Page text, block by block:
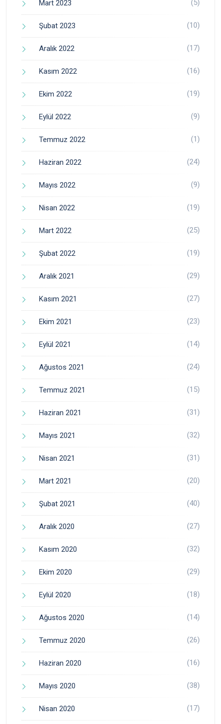
Mart 2023 (5)
Şubat 2023 (10)
Aralık 2022 (17)
Kasım 2022 (16)
Ekim 2022 (19)
Eylül 2022 (9)
Temmuz 2022 (1)
Haziran 2022 (24)
Mayıs 2022 (9)
Nisan 2022 (19)
Mart 2022 (25)
Şubat 2022 (19)
Aralık 2021 (29)
Kasım 2021 (27)
Ekim 2021 (23)
Eylül 2021 (14)
Ağustos 2021 (24)
Temmuz 2021 (15)
Haziran 2021 (31)
Mayıs 2021 (32)
Nisan 2021 (31)
Mart 2021 (20)
Şubat 2021 (40)
Aralık 2020 (27)
Kasım 2020 (32)
Ekim 2020 (29)
Eylül 2020 (18)
Ağustos 2020 (14)
Temmuz 2020 (26)
Haziran 2020 (16)
Mayıs 2020 (38)
Nisan 2020 (17)